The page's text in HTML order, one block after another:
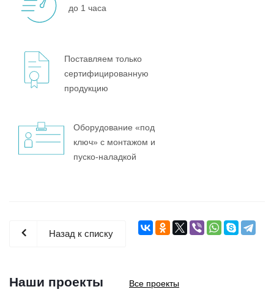
до 1 часа
Поставляем только
сертифицированную
продукцию
Оборудование «под
ключ» с монтажом и
пуско-наладкой
Назад к списку
Наши проекты Все проекты